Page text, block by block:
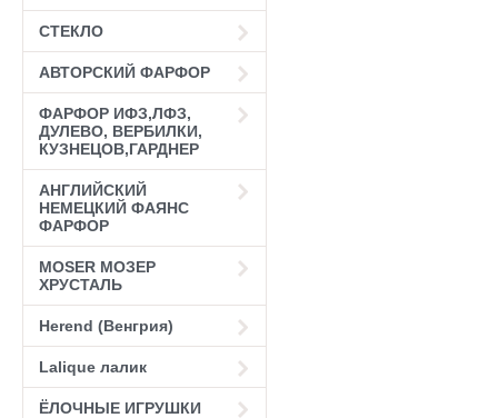
СТЕКЛО
АВТОРСКИЙ ФАРФОР
ФАРФОР ИФЗ,ЛФЗ,
ДУЛЕВО, ВЕРБИЛКИ,
КУЗНЕЦОВ,ГАРДНЕР
АНГЛИЙСКИЙ
НЕМЕЦКИЙ ФАЯНС
ФАРФОР
MOSER МОЗЕР
ХРУСТАЛЬ
Herend (Венгрия)
Lalique лалик
ЁЛОЧНЫЕ ИГРУШКИ